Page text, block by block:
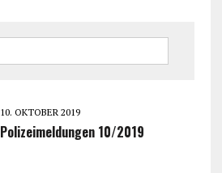
10. OKTOBER 2019
Polizeimeldungen 10/2019